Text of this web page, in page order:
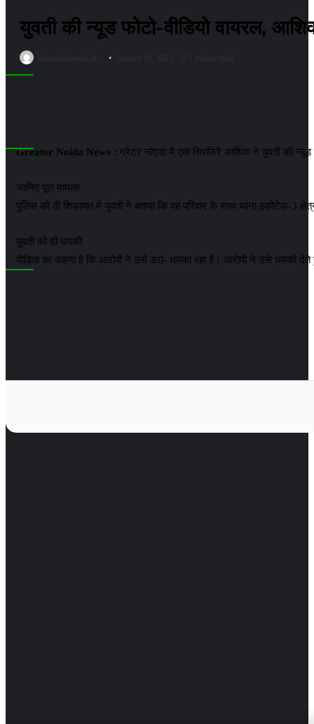
युवती की न्यूड फोटो-वीडियो वायरल,
Greater Noida News : ग्रेटर नोएडा में एक सिरफिरे आशिक ने युवती की
जानिए पूरा मामला
पुलिस को दी शिकायत में युवती ने बताया कि वह परिवार के साथ थाना इकोटेक-3
युवती को दी धमकी
पीड़िता का कहना है कि आरोपी ने उसे डरा- धमका रहा है। आरोपी ने उसे धमकी